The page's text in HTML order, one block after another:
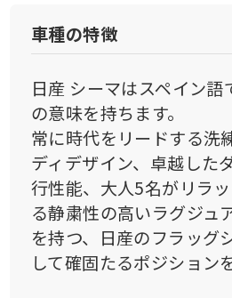
車種の特徴
日産 シーマはスペイン語
の意味を持ちます。
常に時代をリードする洗
ディデザイン、卓越した
行性能、大人5名がリラ
る静粛性の高いラグジュ
を持つ、日産のフラッグ
して確固たるポジション